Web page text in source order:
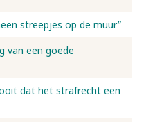
streepjes op de muur”
van een goede
dat het strafrecht een